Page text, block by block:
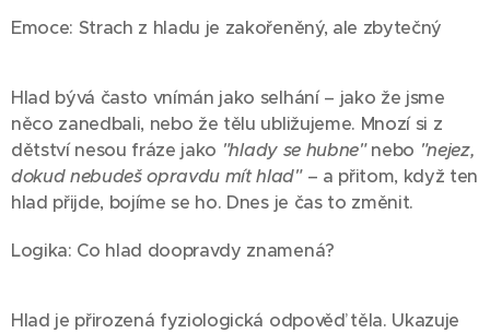
Emoce: Strach z hladu je zakořeněný, ale zbytečný
Hlad bývá často vnímán jako selhání – jako že jsme
něco zanedbali, nebo že tělu ubližujeme. Mnozí si z
dětství nesou fráze jako "hlady se hubne"nebo "nejez,
dokud nebudeš opravdu mít hlad"– a přitom, když ten
hlad přijde, bojíme se ho. Dnes je čas to změnit.
Logika: Co hlad doopravdy znamená?
Hlad je přirozená fyziologická odpověď těla. Ukazuje